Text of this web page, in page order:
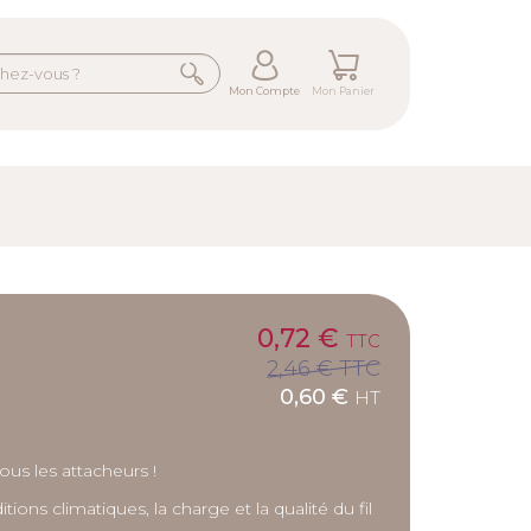
Mon Compte Mon Panier
0,72 € TTC
2,46 €TTC
0,60 € HT
les attacheurs !
climatiques, la charge et la qualité du fil